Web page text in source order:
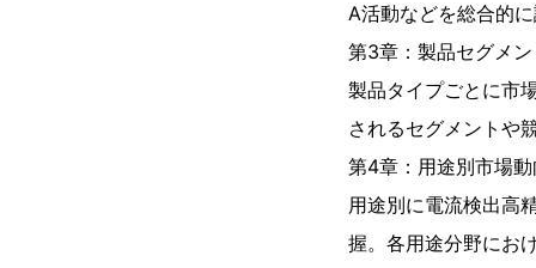
A活動などを総合的
第3章：製品セグメ
製品タイプごとに市
されるセグメントや
第4章：用途別市場
用途別に電流検出高
握。各用途分野にお